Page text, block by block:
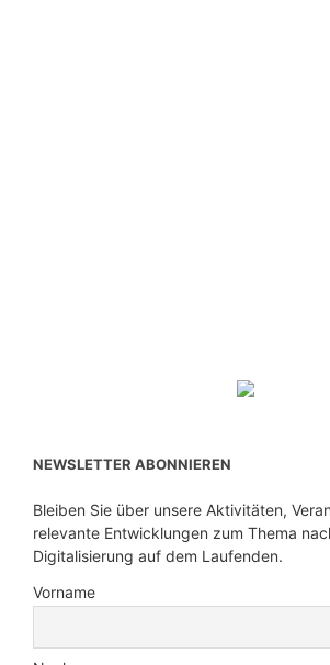
NEWSLETTER ABONNIEREN
Bleiben Sie über unsere Aktivitäten,
relevante Entwicklungen zum Thema
Digitalisierung auf dem Laufenden.
Vorname